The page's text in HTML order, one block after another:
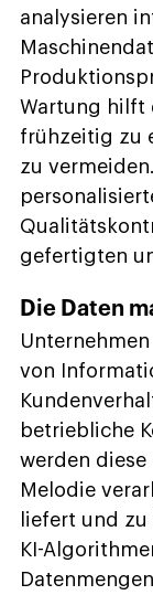
analysieren
Wartung hilft
frühzeitig zu
zu
gefertigten
Die Daten
von
betriebliche
werden diese
Melodie
liefert und
KI-